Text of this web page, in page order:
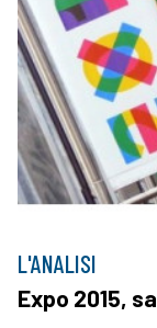
L'ANALISI
Expo 2015,